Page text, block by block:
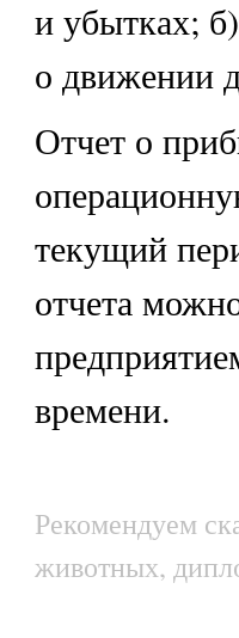
и убытках;
о движении
Отчет о
текущий
отчета
времени.
Рекомендуем
животных,